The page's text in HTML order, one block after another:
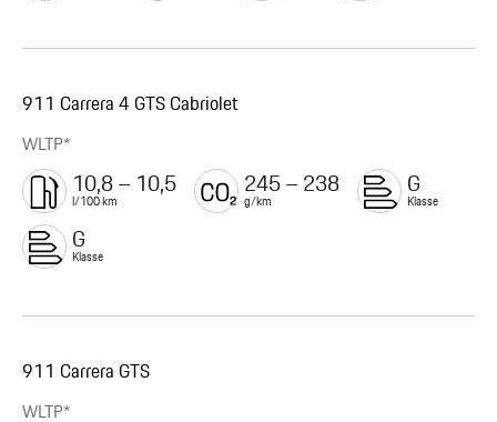
911 Carrera 4 GTS Cabriolet
WLTP*
10,8 – 10,5
l/100 km
245 – 238
g/km
G
Klasse
G
Klasse
911 Carrera GTS
WLTP*